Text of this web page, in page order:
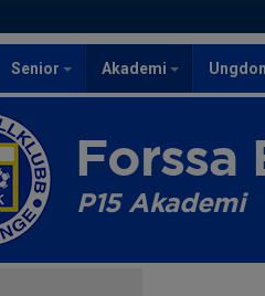
Senior Akademi
Forssa
P15 Akademi